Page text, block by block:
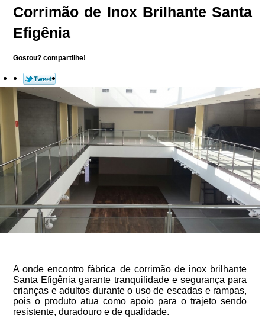
Corrimão de Inox Brilhante Santa
Efigênia
Gostou? compartilhe!
A onde encontro fábrica de corrimão de inox brilhante
Santa Efigênia garante tranquilidade e segurança para
crianças e adultos durante o uso de escadas e rampas,
pois o produto atua como apoio para o trajeto sendo
resistente, duradouro e de qualidade.